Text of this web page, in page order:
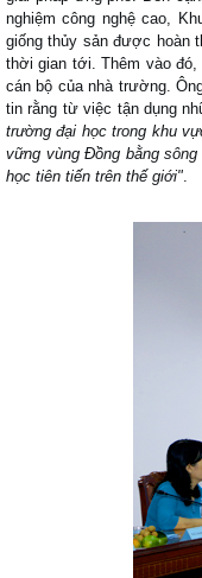
nghiệm công nghệ cao,
giống thủy sản được hoàn
thời gian tới. Thêm vào
cán bộ của nhà trường.
tin rằng từ việc tận dụng
trường đại học trong khu
vững vùng Đồng bằng
học tiên tiến trên thế giới".